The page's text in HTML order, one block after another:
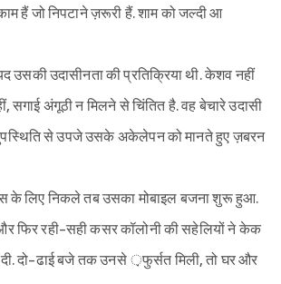
हैं जो निपटाने ज़रूरी हैं. शाम को जल्दी आ
उसकी उदासीनता की प्रतिक्रिया थी. केशव नहीं
सगाई अंगूठी न मिलने से चिंतित है. वह बेचारे उदासी
से उपजे उसके अकेलेपन को मानते हुए ज़बरन
के लिए निकले तब उसका मोबाइल बजना शुरू हुआ.
और फिर रही-सही कसर कॉलोनी की सहेलियों ने केक
दो-ढाई बजे तक उनसे ़फुर्सत मिली, तो घर और